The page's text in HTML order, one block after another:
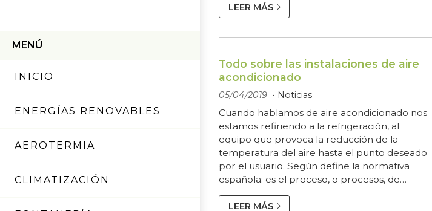
MENÚ
INICIO
ENERGÍAS RENOVABLES
AEROTERMIA
CLIMATIZACIÓN
al cuidado del aire de nuestra ciudad y de
nuestro planeta, además de mejorar la salud
Actualmente el mundo y l...
LEER MÁS
Todo sobre las instalaciones de aire
acondicionado
05/04/2019 Noticias
Cuando hablamos de aire acondicionado nos
estamos refiriendo a la refrigeración, al
equipo que provoca la reducción de la
temperatura del aire hasta el punto deseado
por el usuario. Según define la normativa
española: es el proceso, o procesos, de
condiciones para adecuarlas a unas
LEER MÁS